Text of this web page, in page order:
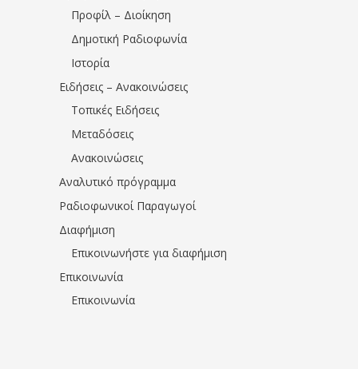
Προφίλ – Διοίκηση
Δημοτική Ραδιοφωνία
Ιστορία
Ειδήσεις – Ανακοινώσεις
Τοπικές Ειδήσεις
Μεταδόσεις
Ανακοινώσεις
Αναλυτικό πρόγραμμα
Ραδιοφωνικοί Παραγωγοί
Διαφήμιση
Επικοινωνήστε για διαφήμιση
Επικοινωνία
Επικοινωνία